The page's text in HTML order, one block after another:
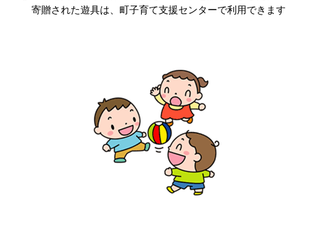
寄贈された遊具は、町子育て支援センターで利用できます